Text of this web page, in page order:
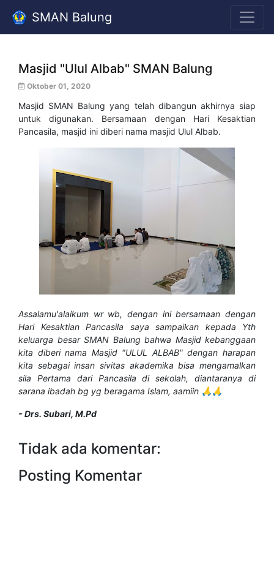
SMAN Balung
Masjid "Ulul Albab" SMAN Balung
Oktober 01, 2020
Masjid SMAN Balung yang telah dibangun akhirnya siap
untuk digunakan. Bersamaan dengan Hari Kesaktian
Pancasila, masjid ini diberi nama masjid Ulul Albab.
Assalamu'alaikum wr wb, dengan ini bersamaan dengan
Hari Kesaktian Pancasila saya sampaikan kepada Yth
keluarga besar SMAN Balung bahwa Masjid kebanggaan
kita diberi nama Masjid "ULUL ALBAB" dengan harapan
kita sebagai insan sivitas akademika bisa mengamalkan
sila Pertama dari Pancasila di sekolah, diantaranya di
sarana ibadah bg yg beragama Islam, aamiin 🙏🙏
- Drs. Subari, M.Pd
Tidak ada komentar:
Posting Komentar